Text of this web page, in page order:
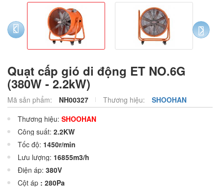
prev next
Quạt cấp gió di động ET NO.6G
(380W - 2.2kW)
Mã sản phẩm: NH00327 Thương hiệu:
SHOOHAN
Thương hiệu: SHOOHAN
Công suất: 2.2KW
Tốc độ: 1450r/min
Lưu lượng: 16855m3/h
Điện áp: 380V
Cột áp : 280Pa